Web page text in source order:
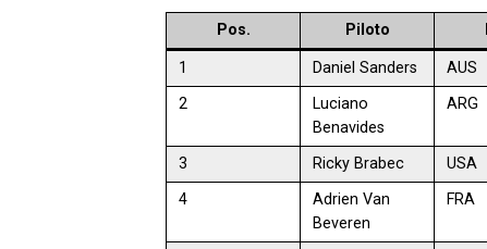
Pos. Piloto
1 Daniel Sanders AUS
2
Luciano
Benavides
ARG
3 Ricky Brabec USA
4
Adrien Van
Beveren
FRA